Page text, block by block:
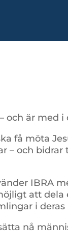
och är med
få möta
– och
IBRA
att
i deras
nå